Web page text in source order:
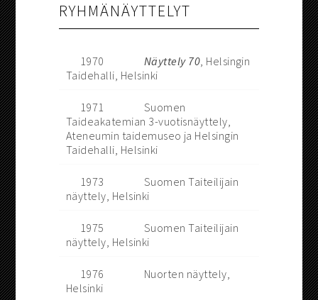
RYHMÄNÄYTTELYT
1970 Näyttely 70, Helsingin
Taidehalli, Helsinki
1971
Suomen
Taideakatemian 3-vuotisnäyttely,
Ateneumin taidemuseo ja Helsingin
Taidehalli, Helsinki
1973
Suomen Taiteilijain
näyttely, Helsinki
1975
Suomen Taiteilijain
näyttely, Helsinki
1976
Nuorten näyttely,
Helsinki